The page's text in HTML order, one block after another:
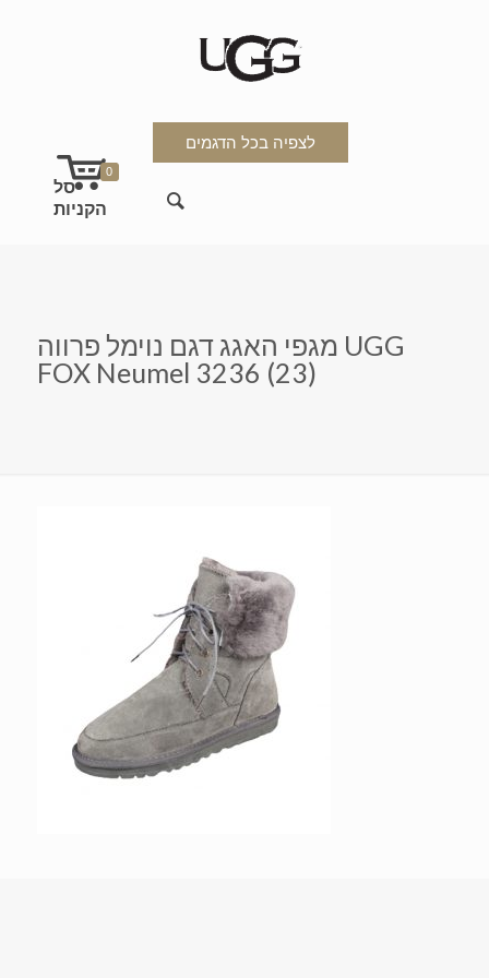
לצפיה בכל הדגמים
0
מגפי האגג דגם נוימל פרווה UGG
FOX Neumel 3236 (23)